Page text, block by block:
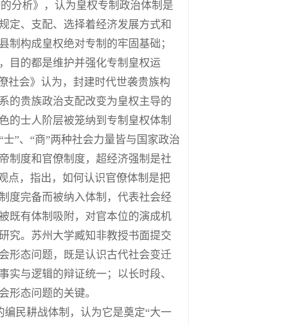
分析》，认为皇权专制政治体制是
定、支配、选择着经济发展方式和
构成皇权绝对专制的牢固基础；
目的都是维护并强化专制皇权运
社会》认为，封建时代世袭贵族构
的贵族政治支配改变为皇权主导的
的士人阶层被笼纳到专制皇权体制
”、“商”两种社会力量皆与国家政治
制度和官僚制度，超经济强制是社
点，指出，如何认识官僚体制是把
度完备而被纳入体制，代表社会经
既有体制吸附，对官本位的演成机
究。苏州大学臧知非教授书面提交
形态问题，既是认识古代社会变迁
与逻辑的辩证统一；以长时段、
形态问题的关键。
民耕战体制，认为它是奠定“大一